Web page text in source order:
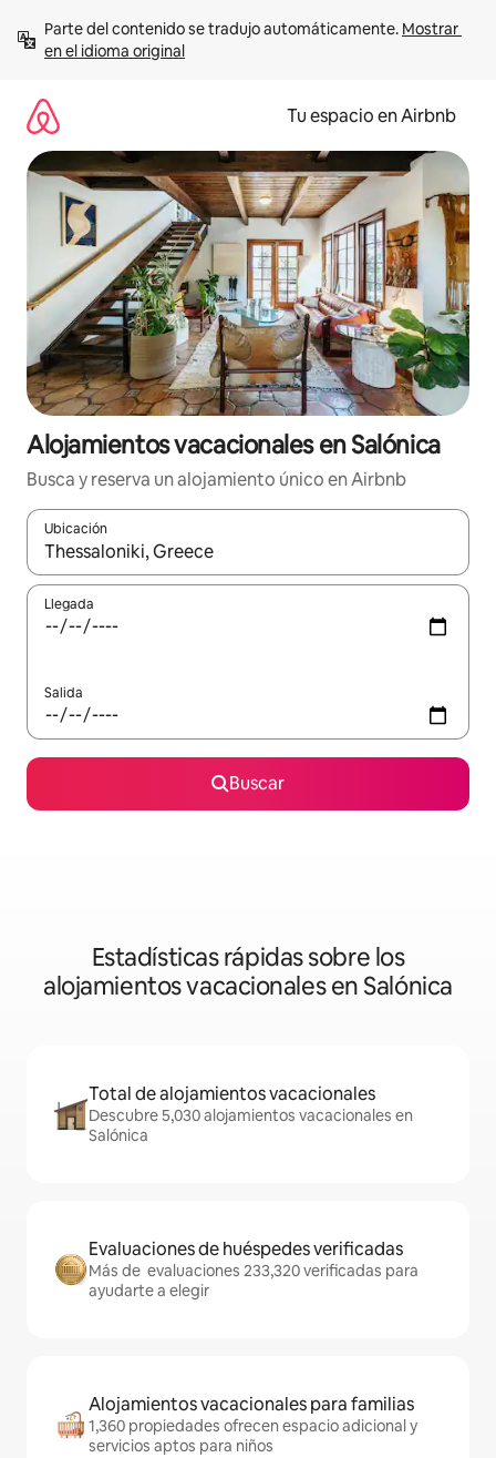
contenido
Parte del contenido se tradujo automáticamente. Mostrar
en el idioma original
Tu espacio en Airbnb
Alojamientos vacacionales en Salónica
Busca y reserva un alojamiento único en Airbnb
Ubicación
Cuando los resultados estén disponibles, podrás navegar
Llegada
Salida
Buscar
Estadísticas rápidas sobre los
alojamientos vacacionales en Salónica
Total de alojamientos vacacionales
Descubre 5,030 alojamientos vacacionales en
Salónica
Evaluaciones de huéspedes verificadas
Más de evaluaciones 233,320 verificadas para
ayudarte a elegir
Alojamientos vacacionales para familias
1,360 propiedades ofrecen espacio adicional y
servicios aptos para niños